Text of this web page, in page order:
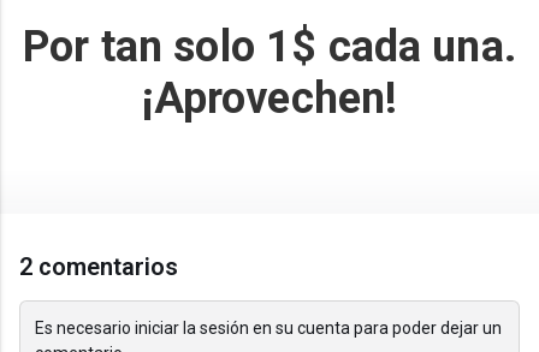
Por tan solo 1$ cada una.
¡Aprovechen!
2 comentarios
Es necesario iniciar la sesión en su cuenta para poder dejar un